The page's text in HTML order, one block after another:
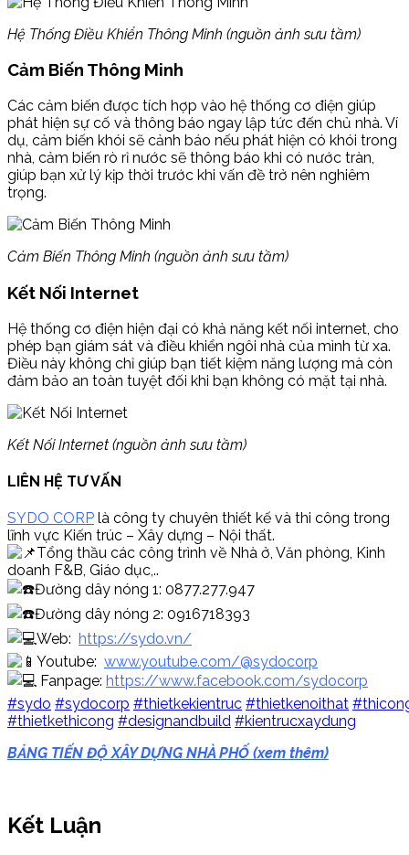
Hệ Thống Điều Khiển Thông Minh (nguồn ảnh sưu tầm)
Cảm Biến Thông Minh
Các cảm biến được tích hợp vào hệ thống cơ điện giúp
phát hiện sự cố và thông báo ngay lập tức đến chủ nhà. Ví
dụ, cảm biến khói sẽ cảnh báo nếu phát hiện có khói trong
nhà, cảm biến rò rỉ nước sẽ thông báo khi có nước tràn,
giúp bạn xử lý kịp thời trước khi vấn đề trở nên nghiêm
trọng.
Cảm Biến Thông Minh (nguồn ảnh sưu tầm)
Kết Nối Internet
Hệ thống cơ điện hiện đại có khả năng kết nối internet, cho
phép bạn giám sát và điều khiển ngôi nhà của mình từ xa.
Điều này không chỉ giúp bạn tiết kiệm năng lượng mà còn
đảm bảo an toàn tuyệt đối khi bạn không có mặt tại nhà.
Kết Nối Internet (nguồn ảnh sưu tầm)
LIÊN HỆ TƯ VẤN
SYDO CORP là công ty chuyên thiết kế và thi công trong
lĩnh vực Kiến trúc – Xây dựng – Nội thất.
Tổng thầu các công trình về Nhà ở, Văn phòng, Kinh
doanh F&B, Giáo dục,..
Đường dây nóng 1: 0877.277.947
Đường dây nóng 2: 0916718393
Web: https://sydo.vn/
Youtube: www.youtube.com/@sydocorp
Fanpage: https://www.facebook.com/sydocorp
#sydo #sydocorp #thietkekientruc #thietkenoithat
#thietkethicong #designandbuild #kientrucxaydung
BẢNG TIẾN ĐỘ XÂY DỰNG NHÀ PHỐ (xem thêm)
Kết Luận